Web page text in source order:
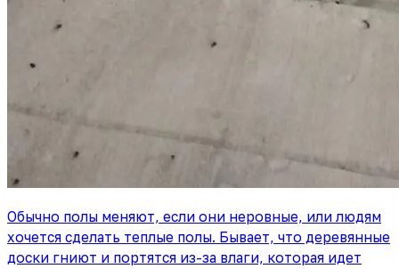
Обычно полы меняют, если они неровные, или людям
хочется сделать теплые полы. Бывает, что деревянные
доски гниют и портятся из-за влаги, которая идет